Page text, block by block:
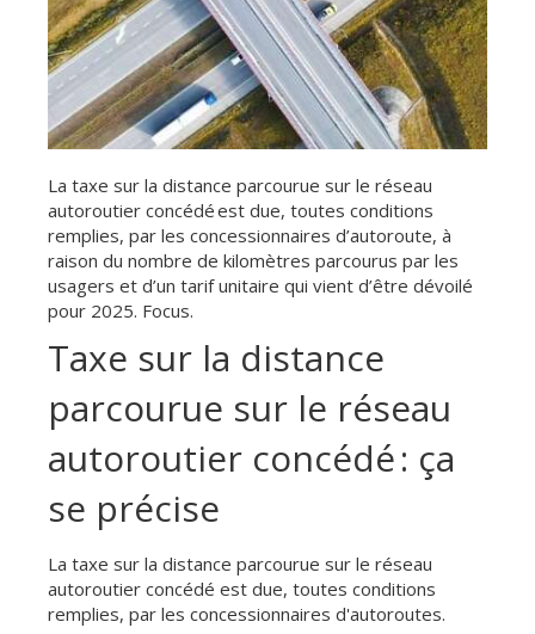
La taxe sur la distance parcourue sur le réseau
autoroutier concédé est due, toutes conditions
remplies, par les concessionnaires d’autoroute, à
raison du nombre de kilomètres parcourus par les
usagers et d’un tarif unitaire qui vient d’être dévoilé
pour 2025. Focus.
Taxe sur la distance
parcourue sur le réseau
autoroutier concédé : ça
se précise
La taxe sur la distance parcourue sur le réseau
autoroutier concédé est due, toutes conditions
remplies, par les concessionnaires d'autoroutes.